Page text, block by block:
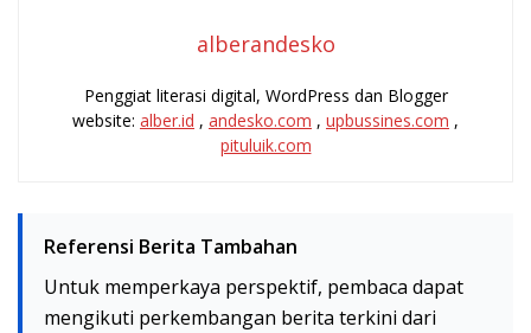
alberandesko
Penggiat literasi digital, WordPress dan Blogger
website: alber.id , andesko.com , upbussines.com ,
pituluik.com
Referensi Berita Tambahan
Untuk memperkaya perspektif, pembaca dapat
mengikuti perkembangan berita terkini dari